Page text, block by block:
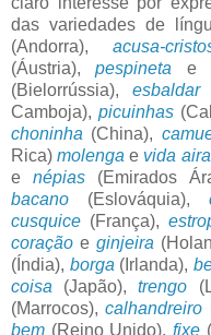
das variedades de
(Andorra),acusa-
(Áustria),pespineta e
(Bielorrússia), esbaldar
Camboja), picuinhas
choninha (China),
Rica)molenga e vida
e népias (Emirados
bacano (Eslováquia),
cusquice (França),
coração e ginjeira
(Índia), borga (Irlanda),
coisa (Japão),trengo
(Marrocos),calhandreiro
bem (Reino Unido), fixe